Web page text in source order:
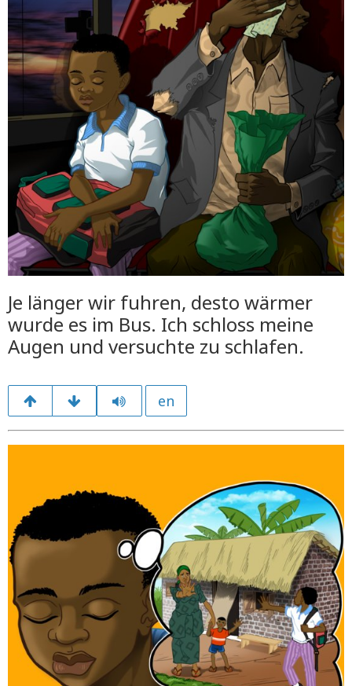
Je länger wir fuhren, desto wärmer
wurde es im Bus. Ich schloss meine
Augen und versuchte zu schlafen.
en